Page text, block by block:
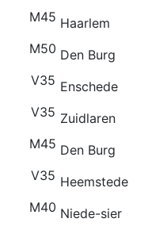
M45 Haarlem
M50 Den Burg
V35 Enschede
V35 Zuidlaren
M45 Den Burg
V35 Heemstede
M40 Niede-sier